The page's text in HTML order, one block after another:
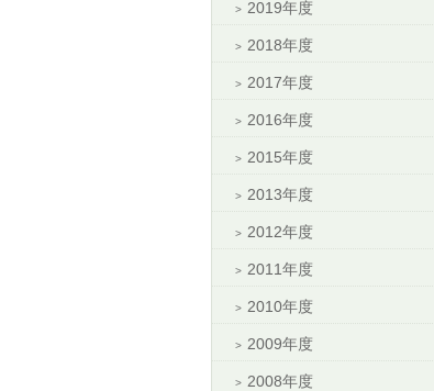
2019年度
2018年度
2017年度
2016年度
2015年度
2013年度
2012年度
2011年度
2010年度
2009年度
2008年度